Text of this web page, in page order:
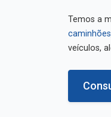
Temos a
caminhões
veículos,